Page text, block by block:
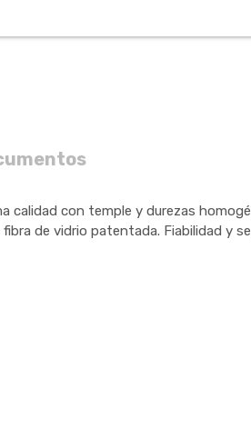
calidad con temple y durezas
de vidrio patentada. Fiabilidad y